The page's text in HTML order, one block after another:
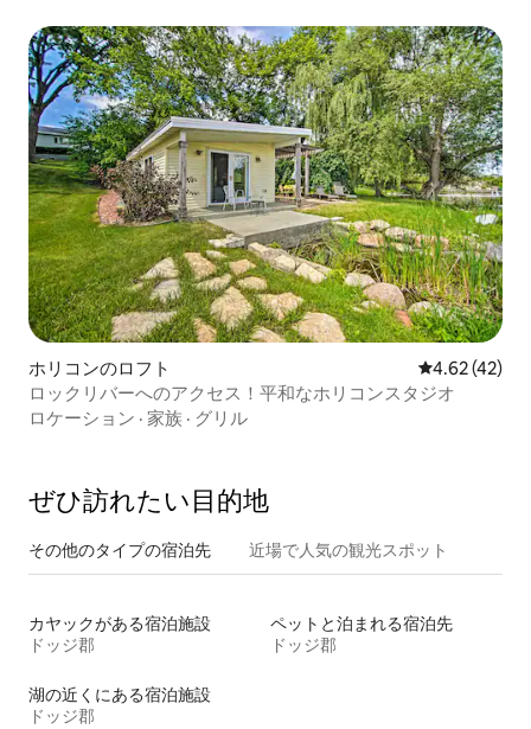
ホリコンのロフト レビュー42
4.62 (42)
ロックリバーへのアクセス！平和なホリコンスタジオ
ロケーション · 家族 · グリル
ぜひ訪⁠れ⁠た⁠い目⁠的⁠地
その他のタ⁠イ⁠プ⁠の宿⁠泊⁠先 近場で人気の観光スポット
カヤックがある宿泊施設
ドッジ郡
ペットと泊まれる宿泊先
ドッジ郡
湖の近くにある宿泊施設
ドッジ郡